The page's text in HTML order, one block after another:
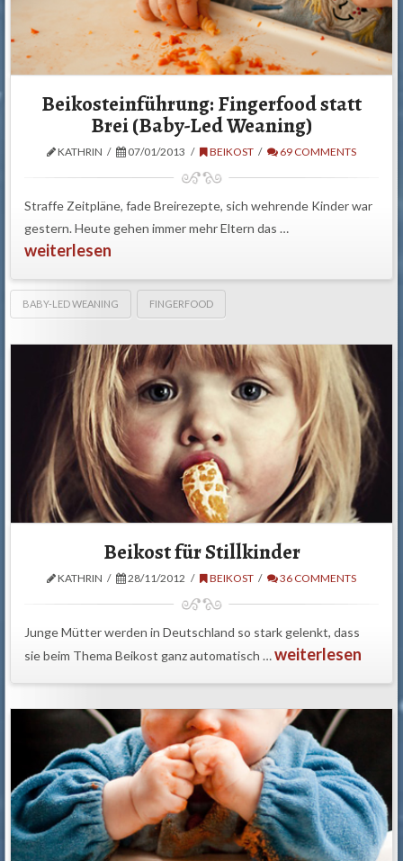
Beikosteinführung: Fingerfood statt
Brei (Baby-Led Weaning)
KATHRIN 07/01/2013 BEIKOST 69 COMMENTS
Straffe Zeitpläne, fade Breirezepte, sich wehrende Kinder war
gestern. Heute gehen immer mehr Eltern das …
weiterlesen
BABY-LED WEANING FINGERFOOD
Beikost für Stillkinder
KATHRIN 28/11/2012 BEIKOST 36 COMMENTS
Junge Mütter werden in Deutschland so stark gelenkt, dass
sie beim Thema Beikost ganz automatisch …weiterlesen